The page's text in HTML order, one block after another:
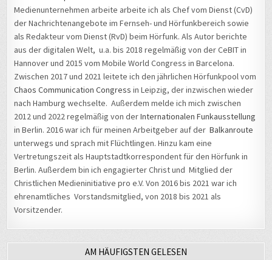
Medienunternehmen arbeite arbeite ich als Chef vom Dienst (CvD)
der Nachrichtenangebote im Fernseh- und Hörfunkbereich sowie
als Redakteur vom Dienst (RvD) beim Hörfunk. Als Autor berichte
aus der digitalen Welt, u.a. bis 2018 regelmäßig von der CeBIT in
Hannover und 2015 vom Mobile World Congress in Barcelona.
Zwischen 2017 und 2021 leitete ich den jährlichen Hörfunkpool vom
Chaos Communication Congress in Leipzig, der inzwischen wieder
nach Hamburg wechselte. Außerdem melde ich mich zwischen
2012 und 2022 regelmäßig von derInternationalen Funkausstellung
in Berlin. 2016 war ich für meinen Arbeitgeber auf derBalkanroute
unterwegs und sprach mit Flüchtlingen. Hinzu kam eine
Vertretungszeit als Hauptstadtkorrespondent für den Hörfunk in
Berlin. Außerdem bin ich engagierter Christ und Mitglied der
Christlichen Medieninitiative pro e.V. Von 2016 bis 2021 war ich
ehrenamtliches Vorstandsmitglied, von 2018 bis 2021 als
Vorsitzender.
AM HÄUFIGSTEN GELESEN